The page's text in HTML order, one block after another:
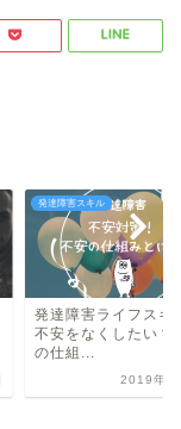
発達障害スキル
発達障害ライフスキ
不安をなくしたい？
の仕組...
2019年4